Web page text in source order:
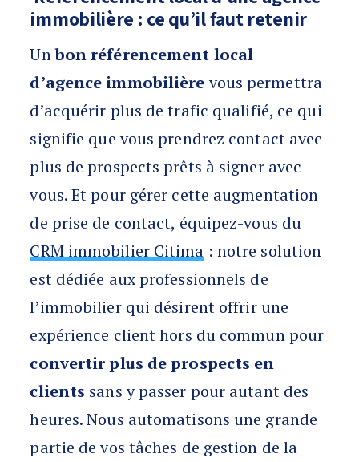
immobilière : ce qu’il faut retenir
Unbon référencement local
d’agence immobilièrevous permettra
d’acquérir plus de trafic qualifié, ce qui
signifie que vous prendrez contact avec
plus de prospects prêts à signer avec
vous. Et pour gérer cette augmentation
de prise de contact, équipez-vous du
CRM immobilier Citima : notre solution
est dédiée aux professionnels de
l’immobilier qui désirent offrir une
expérience client hors du commun pour
convertir plus de prospects en
clients sans y passer pour autant des
heures. Nous automatisons une grande
partie de vos tâches de gestion de la